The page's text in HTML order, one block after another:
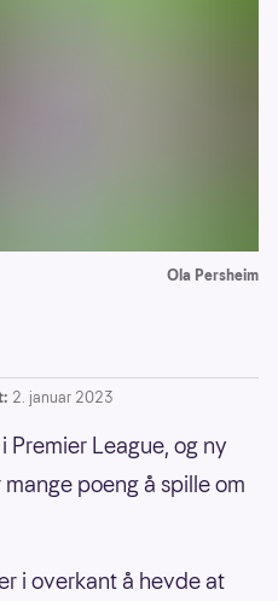
Ola Persheim
2. januar 2023
League, og ny
poeng å spille om
i overkant å hevde at